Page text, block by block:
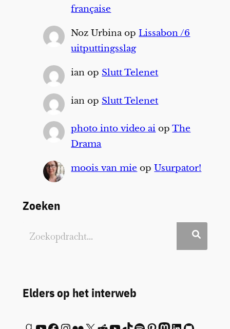
française
Noz UrbinaopLissabon /6
uitputtingsslag
ian op Slutt Telenet
ian op Slutt Telenet
photo into video ai opThe
Drama
moois van mie opUsurpator!
Zoeken
Elders op het interweb